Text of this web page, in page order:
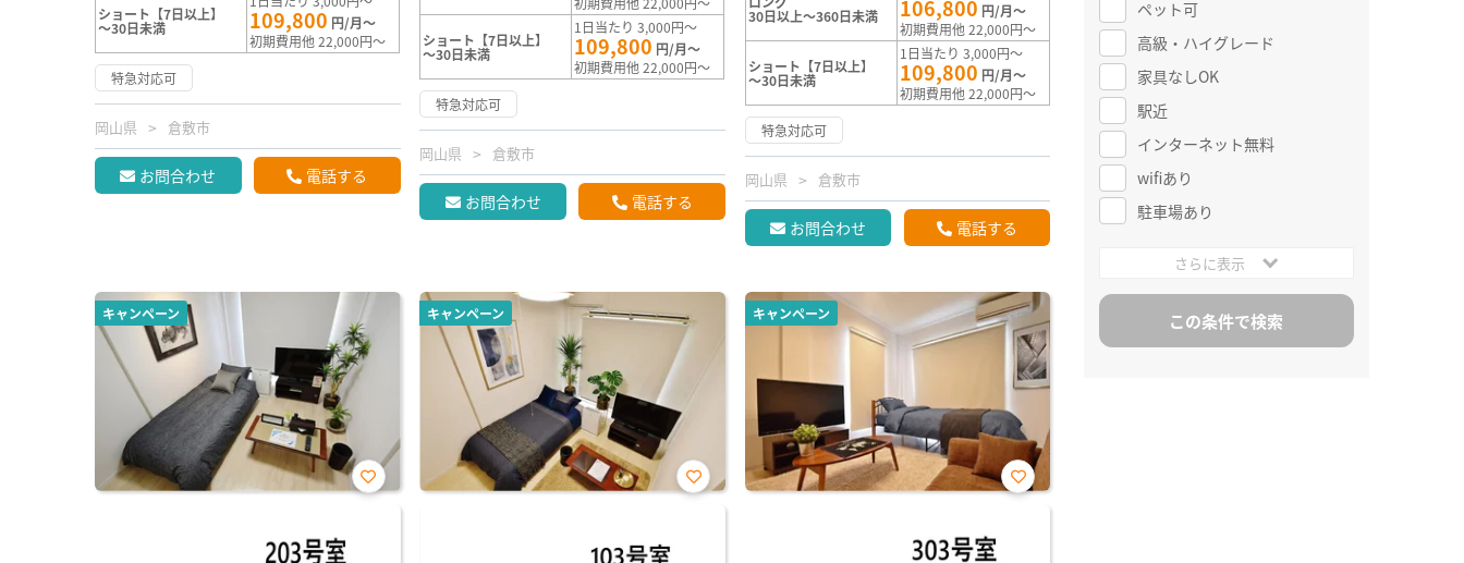
ショート【7日以上】
～30日未満 109,800 円/月～
初期費用他 22,000円～
特急対応可
岡山県 倉敷市
お問合わせ 電話する
ショート【7日以上】
～30日未満
1日当たり 3,000円～
109,800 円/月～
初期費用他 22,000円～
特急対応可
岡山県 倉敷市
お問合わせ 電話する
30日以上～360日未満 106,800 円/月～
初期費用他 22,000円～
ショート【7日以上】
～30日未満
1日当たり 3,000円～
109,800 円/月～
初期費用他 22,000円～
特急対応可
岡山県 倉敷市
お問合わせ 電話する
キャンペーン
お気
キャンペーン
お気
キャンペーン
お気
ペット可
高級・ハイグレード
家具なしOK
駅近
インターネット無料
wifiあり
駐車場あり
さらに表示